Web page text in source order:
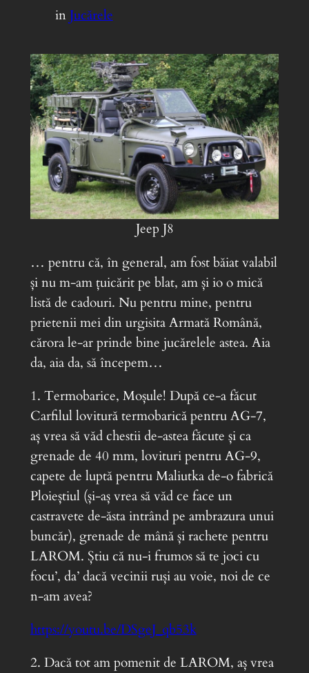
inJucărele
Jeep J8
… pentru că, în general, am fost băiat valabil
și nu m-am țuicărit pe blat, am și io o mică
listă de cadouri. Nu pentru mine, pentru
prietenii mei din urgisita Armată Română,
cărora le-ar prinde bine jucărelele astea. Aia
da, aia da, să începem…
1. Termobarice, Moșule! După ce-a făcut
Carfilul lovitură termobarică pentru AG-7,
aș vrea să văd chestii de-astea făcute și ca
grenade de 40 mm, lovituri pentru AG-9,
capete de luptă pentru Maliutka de-o fabrică
Ploieștiul (și-aș vrea să văd ce face un
castravete de-ăsta intrând pe ambrazura unui
buncăr), grenade de mână și rachete pentru
LAROM. Știu că nu-i frumos să te joci cu
focu’, da’ dacă vecinii ruși au voie, noi de ce
n-am avea?
https://youtu.be/DSgeJ_qb53k
2. Dacă tot am pomenit de LAROM, aș vrea